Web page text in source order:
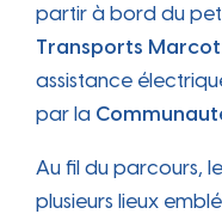
partir à bord du
Transports Marcot
assistance
par la
Au fil du parcours,
plusieurs lieux